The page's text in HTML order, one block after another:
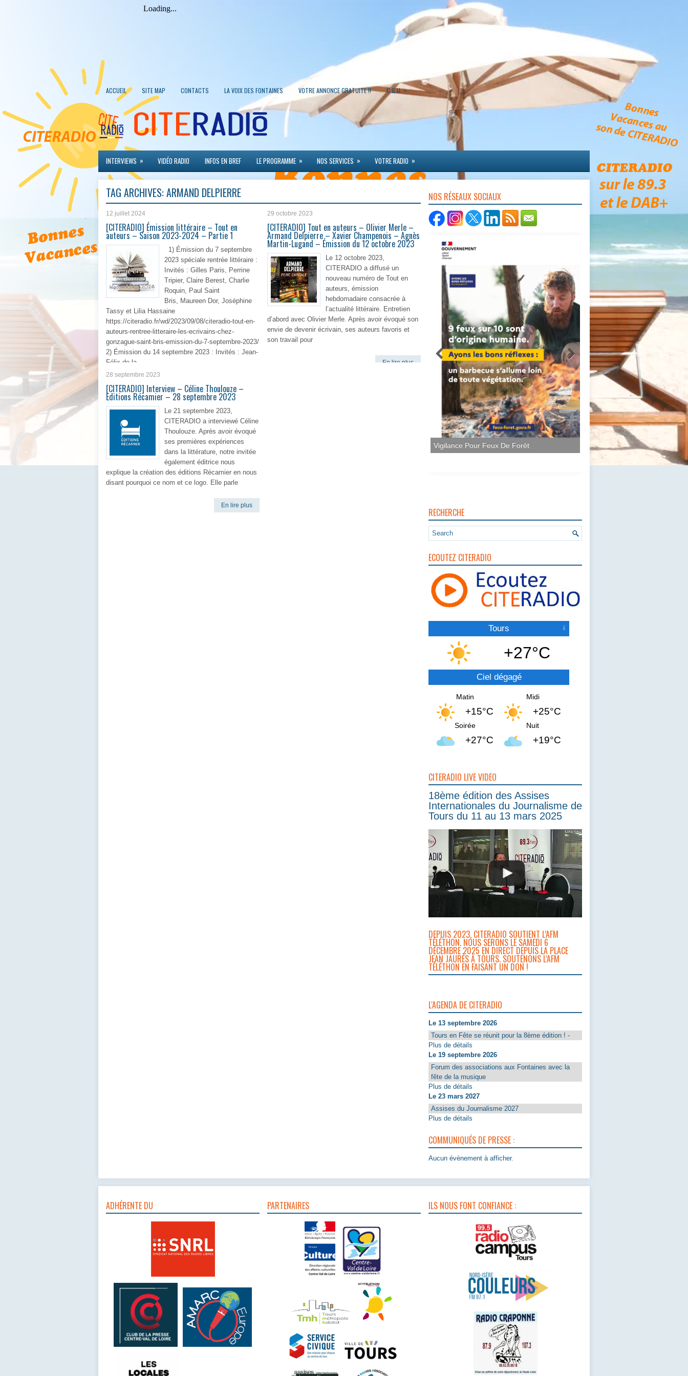
ACCUEIL SITE MAP CONTACTS LA VOIX DES FONTAINES VOTRE ANNONCE GRATUITE !! C.G.U. »
INTERVIEWS » VIDÉO RADIO INFOS EN BREF LE PROGRAMME » NOS SERVICES » VOTRE RADIO »
TAG ARCHIVES:ARMAND DELPIERRE
12 juillet 2024
[CITERADIO] Émission littéraire – Tout en
auteurs – Saison 2023-2024 – Partie 1
1) Émission du 7 septembre
2023 spéciale rentrée littéraire :
Invités : Gilles Paris, Perrine
Tripier, Claire Berest, Charlie
Roquin, Paul Saint
Bris, Maureen Dor, Joséphine
Tassy et Lilia Hassaine
https://citeradio.fr/wd/2023/09/08/citeradio-tout-en-
auteurs-rentree-litteraire-les-ecrivains-chez-
gonzague-saint-bris-emission-du-7-septembre-2023/
2) Émission du 14 septembre 2023 : Invités : Jean-
Félix de la
En lire plus
29 octobre 2023
[CITERADIO] Tout en auteurs – Olivier Merle –
Armand Delpierre – Xavier Champenois – Agnès
Martin-Lugand – Émission du 12 octobre 2023
Le 12 octobre 2023,
CITERADIO a diffusé un
nouveau numéro de Tout en
auteurs, émission
hebdomadaire consacrée à
l’actualité littéraire. Entretien
d’abord avec Olivier Merle. Après avoir évoqué son
envie de devenir écrivain, ses auteurs favoris et
son travail pour
En lire plus
28 septembre 2023
[CITERADIO] Interview – Céline Thoulouze –
Editions Récamier – 28 septembre 2023
Le 21 septembre 2023,
CITERADIO a interviewé Céline
Thoulouze. Après avoir évoqué
ses premières expériences
dans la littérature, notre invitée
également éditrice nous
explique la création des éditions Récamier en nous
disant pourquoi ce nom et ce logo. Elle parle
En lire plus
NOS RÉSEAUX SOCIAUX
Vigilance Pour Feux De Forêt
RECHERCHE
ECOUTEZ CITERADIO
Tours
+27°C
Ciel dégagé
Matin
+15°C
Midi
+25°C
Soirée
+27°C
Nuit
+19°C
CITERADIO LIVE VIDEO
18ème édition des Assises
Internationales du Journalisme de
Tours du 11 au 13 mars 2025
DEPUIS 2023, CITERADIO SOUTIENT L’AFM
TÉLÉTHON. NOUS SERONS LE SAMEDI 6
DÉCEMBRE 2025 EN DIRECT DEPUIS LA PLACE
JEAN JAURÈS À TOURS. SOUTENONS L’AFM
TÉLÉTHON EN FAISANT UN DON !
L'AGENDA DE CITERADIO
Le 13 septembre 2026
Tours en Fête se réunit pour la 8ème édition ! -
Plus de détails
Le 19 septembre 2026
Forum des associations aux Fontaines avec la
fête de la musique
Plus de détails
Le 23 mars 2027
Assises du Journalisme 2027
Plus de détails
COMMUNIQUÉS DE PRESSE :
Aucun évènement à afficher.
ADHÉRENTE DU PARTENAIRES ILS NOUS FONT CONFIANCE :